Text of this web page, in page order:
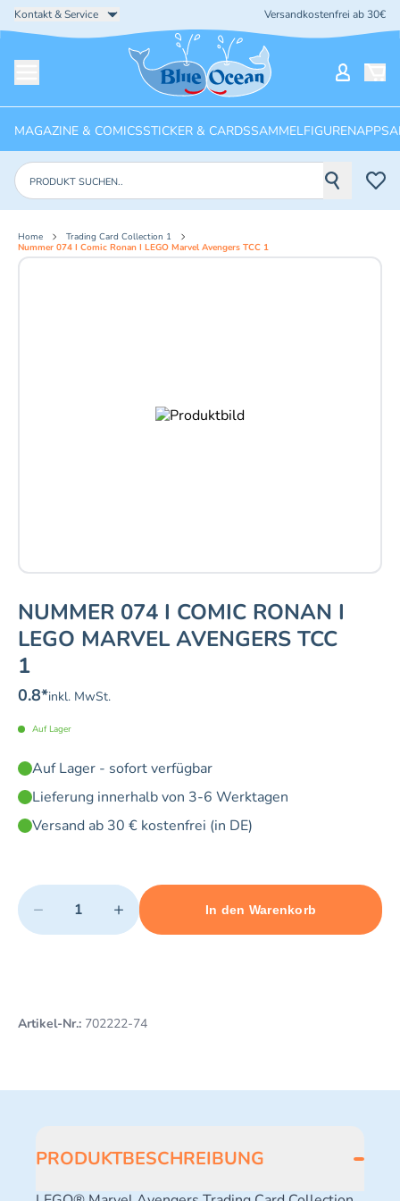
Kontakt & Service Versandkostenfrei ab 30€
Startseite
MAGAZINE & COMICSSTICKER & CARDSSAMMELFIGURENAPPS
Produkte suchen
Home
Trading Card Collection 1
Nummer 074 I Comic Ronan I LEGO Marvel Avengers TCC 1
NUMMER 074 I COMIC RONAN I
LEGO MARVEL AVENGERS TCC
1
0.8*inkl. MwSt.
Auf Lager
Auf Lager - sofort verfügbar
Lieferung innerhalb von 3-6 Werktagen
Versand ab 30 € kostenfrei (in DE)
Quantity
− +
Minimum quantity: 1 Maximum quantity: 10
In den Warenkorb
Add 1 item to cart
Artikel-Nr.: 702222-74
PRODUKTBESCHREIBUNG